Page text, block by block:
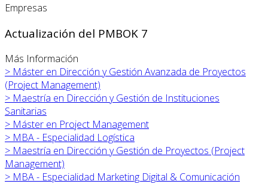
Empresas
Actualización del PMBOK 7
Más Información
> Máster en Dirección y Gestión Avanzada de Proyectos
(Project Management)
> Maestría en Dirección y Gestión de Instituciones
Sanitarias
> Máster en Project Management
> MBA - Especialidad Logística
> Maestría en Dirección y Gestión de Proyectos (Project
Management)
> MBA - Especialidad Marketing Digital & Comunicación